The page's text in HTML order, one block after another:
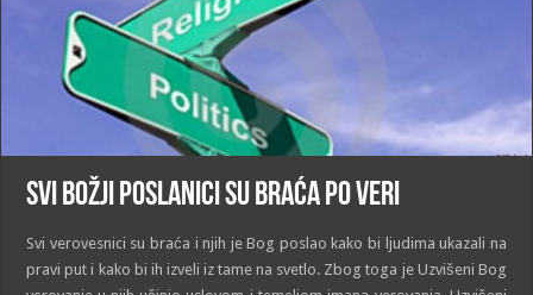
Svi Božji Poslanici su braća po veri
Svi verovesnici su braća i njih je Bog poslao kako bi ljudima ukazali na
pravi put i kako bi ih izveli iz tame na svetlo. Zbog toga je Uzvišeni Bog